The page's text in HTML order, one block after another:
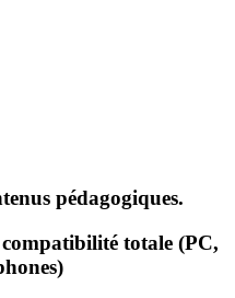
pédagogiques.
totale (PC,